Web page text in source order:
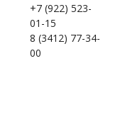
+7 (922) 523-
01-15
8 (3412) 77-34-
00